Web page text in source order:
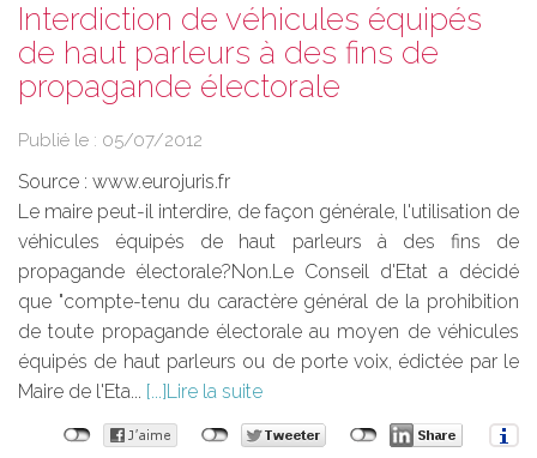
Interdiction de véhicules équipés
de haut parleurs à des fins de
propagande électorale
Publié le : 05/07/2012
Source : www.eurojuris.fr
Le maire peut-il interdire, de façon générale, l'utilisation de
véhicules équipés de haut parleurs à des fins de
propagande électorale?Non.Le Conseil d'Etat a décidé
que "compte-tenu du caractère général de la prohibition
de toute propagande électorale au moyen de véhicules
équipés de haut parleurs ou de porte voix, édictée par le
Maire de l'Eta...
Lire la suite